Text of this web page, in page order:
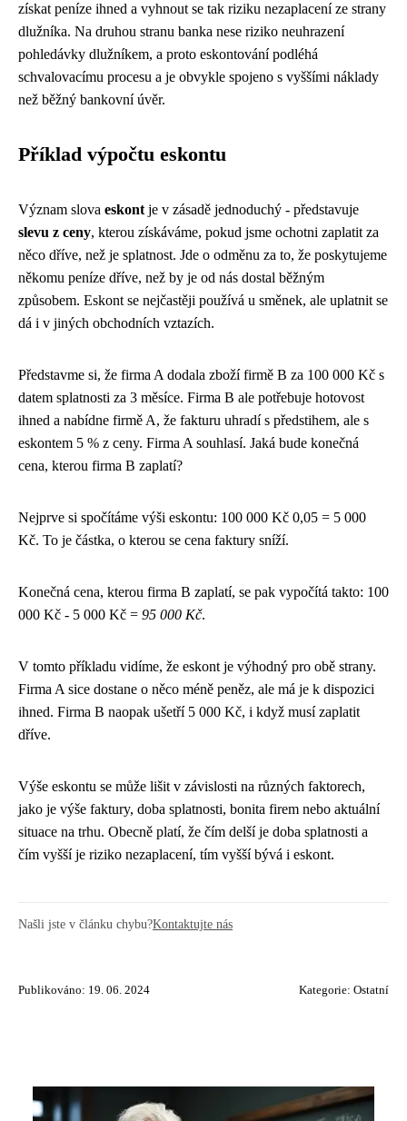
získat peníze ihned a vyhnout se tak riziku nezaplacení ze strany
dlužníka. Na druhou stranu banka nese riziko neuhrazení
pohledávky dlužníkem, a proto eskontování podléhá
schvalovacímu procesu a je obvykle spojeno s vyššími náklady
než běžný bankovní úvěr.
Příklad výpočtu eskontu
Význam slova eskont je v zásadě jednoduchý - představuje
slevu z ceny, kterou získáváme, pokud jsme ochotni zaplatit za
něco dříve, než je splatnost. Jde o odměnu za to, že poskytujeme
někomu peníze dříve, než by je od nás dostal běžným
způsobem. Eskont se nejčastěji používá u směnek, ale uplatnit se
dá i v jiných obchodních vztazích.
Představme si, že firma A dodala zboží firmě B za 100 000 Kč s
datem splatnosti za 3 měsíce. Firma B ale potřebuje hotovost
ihned a nabídne firmě A, že fakturu uhradí s předstihem, ale s
eskontem 5 % z ceny. Firma A souhlasí. Jaká bude konečná
cena, kterou firma B zaplatí?
Nejprve si spočítáme výši eskontu: 100 000 Kč 0,05 = 5 000
Kč. To je částka, o kterou se cena faktury sníží.
Konečná cena, kterou firma B zaplatí, se pak vypočítá takto: 100
000 Kč - 5 000 Kč = 95 000 Kč.
V tomto příkladu vidíme, že eskont je výhodný pro obě strany.
Firma A sice dostane o něco méně peněz, ale má je k dispozici
ihned. Firma B naopak ušetří 5 000 Kč, i když musí zaplatit
dříve.
Výše eskontu se může lišit v závislosti na různých faktorech,
jako je výše faktury, doba splatnosti, bonita firem nebo aktuální
situace na trhu. Obecně platí, že čím delší je doba splatnosti a
čím vyšší je riziko nezaplacení, tím vyšší bývá i eskont.
Našli jste v článku chybu?Kontaktujte nás
Publikováno: 19. 06. 2024 Kategorie: Ostatní